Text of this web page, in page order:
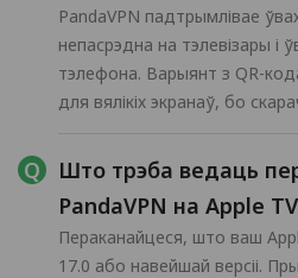
PandaVPN падтрымлівае
непасрэдна на тэлевізары і
тэлефона. Варыянт з QR-
для вялікіх экранаў, бо
Што трэба ведаць
PandaVPN на Apple
Пераканайцеся, што ваш
17.0 або навейшай версіі.